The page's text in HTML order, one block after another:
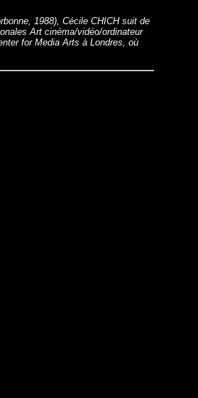
1988), Cécile CHICH suit de
Art cinéma/vidéo/ordinateur
for Media Arts à Londres, où